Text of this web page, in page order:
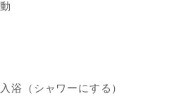
浴（シャワーにする）